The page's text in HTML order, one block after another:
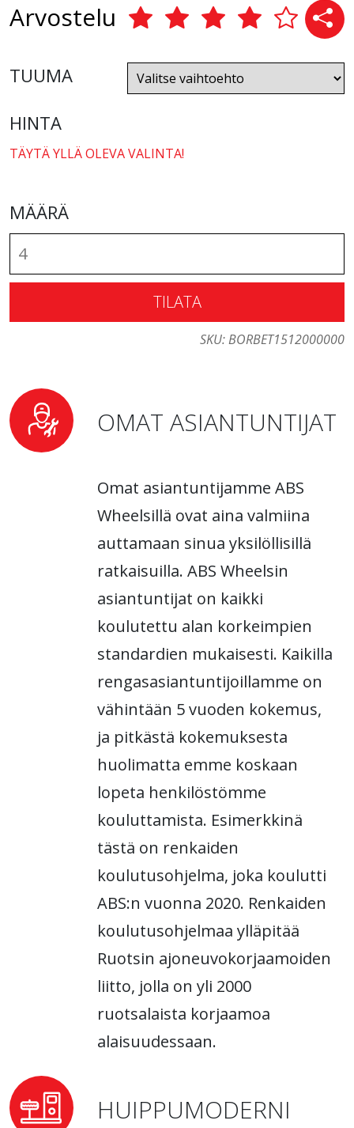
Arvostelu
TUUMA
HINTA
TÄYTÄ YLLÄ OLEVA VALINTA!
MÄÄRÄ
TILATA
SKU:BORBET1512000000
OMAT ASIANTUNTIJAT
Omat asiantuntijamme ABS
Wheelsillä ovat aina valmiina
auttamaan sinua yksilöllisillä
ratkaisuilla. ABS Wheelsin
asiantuntijat on kaikki
koulutettu alan korkeimpien
standardien mukaisesti. Kaikilla
rengasasiantuntijoillamme on
vähintään 5 vuoden kokemus,
ja pitkästä kokemuksesta
huolimatta emme koskaan
lopeta henkilöstömme
kouluttamista. Esimerkkinä
tästä on renkaiden
koulutusohjelma, joka koulutti
ABS:n vuonna 2020. Renkaiden
koulutusohjelmaa ylläpitää
Ruotsin ajoneuvokorjaamoiden
liitto, jolla on yli 2000
ruotsalaista korjaamoa
alaisuudessaan.
HUIPPUMODERNI